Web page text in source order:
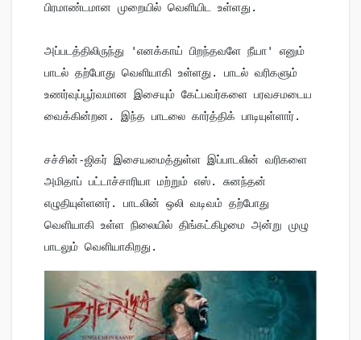
பிரமாண்டமான முறையில் வெளியிட உள்ளது.
அப்படத்திலிருந்து 'எனக்காய் பிறந்தவளே நீயா' எனும்
பாடல் தற்போது வெளியாகி உள்ளது. பாடல் வரிகளும்
உணர்வுப்பூர்வமான இசையும் கேட்பவர்களை பரவசமடைய
வைக்கின்றன. இந்த பாடலை கார்த்திக் பாடியுள்ளார்.
சச்சின்-ஜிகர் இசையமைத்துள்ள இப்பாடலின் வரிகளை
அமிதாப் பட்டாச்சாரியா மற்றும் எஸ். சுனந்தன்
எழுதியுள்ளனர். பாடலின் ஒலி வடிவம் தற்போது
வெளியாகி உள்ள நிலையில் திங்கட்கிழமை அன்று முழு